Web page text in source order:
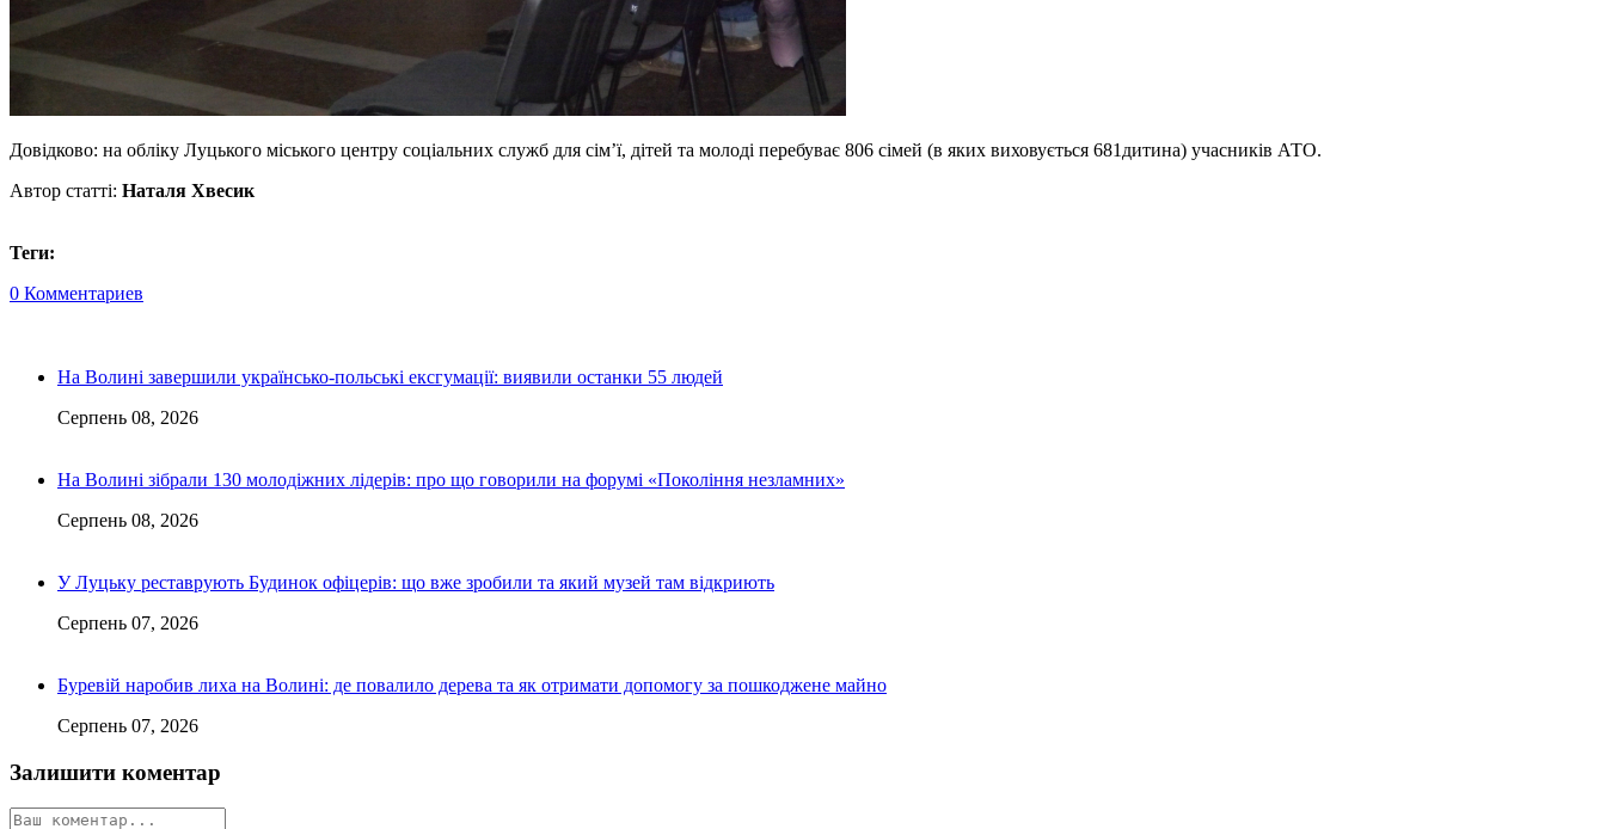
Довідково: на обліку Луцького міського центру соціальних служб для сім’ї, дітей та молоді перебуває 806 сімей (в яких виховується 681дитина) учасників АТО.
Автор статті: Наталя Хвесик
Теги:
0 Комментариев
На Волині завершили українсько-польські ексгумації: виявили останки 55 людей
Серпень 08, 2026
На Волині зібрали 130 молодіжних лідерів: про що говорили на форумі «Покоління незламних»
Серпень 08, 2026
У Луцьку реставрують Будинок офіцерів: що вже зробили та який музей там відкриють
Серпень 07, 2026
Буревій наробив лиха на Волині: де повалило дерева та як отримати допомогу за пошкоджене майно
Серпень 07, 2026
Залишити коментар